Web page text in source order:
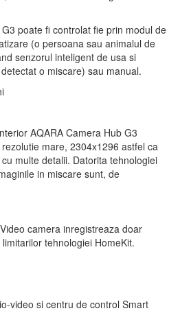
poate fi controlat fie prin modul de
(o persoana sau animalul de
senzorul inteligent de usa si
o miscare) sau manual.
AQARA Camera Hub G3
mare, 2304x1296 astfel ca
multe detalii. Datorita tehnologiei
in miscare sunt, de
camera inregistreaza doar
tehnologiei HomeKit.
video si centru de control Smart